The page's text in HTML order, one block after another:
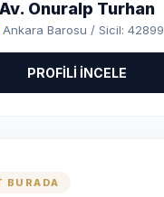
Av. Onuralp Turhan
Ankara Barosu / Sicil: 42899
PROFİLİ İNCELE
BURADA